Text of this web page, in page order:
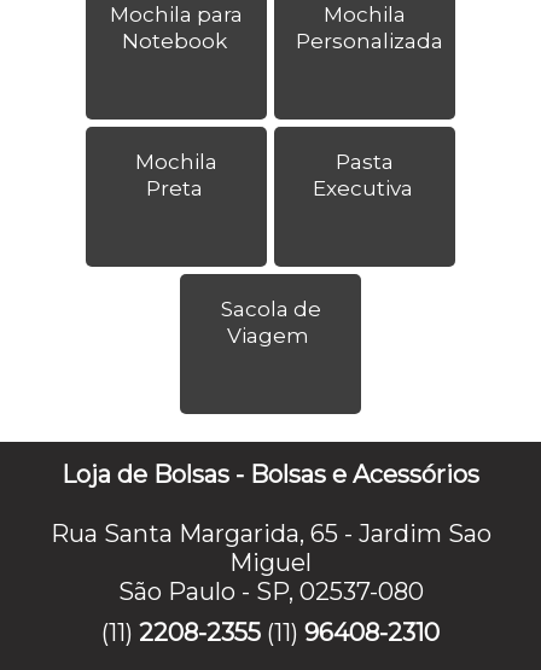
Mochila para
Notebook
Mochila
Personalizada
Mochila
Preta
Pasta
Executiva
Sacola de
Viagem
Loja de Bolsas - Bolsas e Acessórios
Rua Santa Margarida, 65 - Jardim Sao
Miguel
São Paulo - SP, 02537-080
(11) 2208-2355 (11) 96408-2310